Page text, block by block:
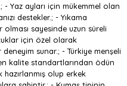
Yaz ayları için mükemmel olan
destekler.; - Yıkama
sayesinde uzun süreli
için özel olarak
sunar.; - Türkiye menşeli
kalite standartlarından ödün
olup erkek